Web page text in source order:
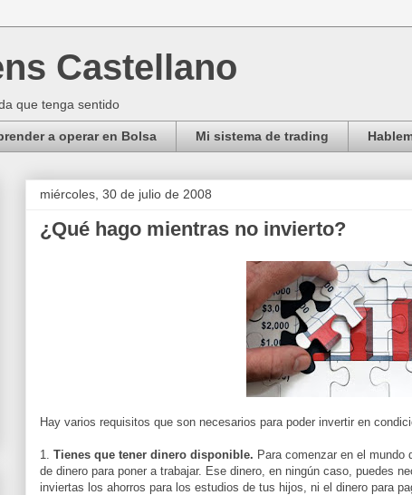
Castellano
que tenga sentido
a operar en Bolsa Mi sistema de trading
miércoles, 30 de julio de 2008
¿Qué hago mientras no invierto?
Hay varios requisitos que son necesarios para poder invertir en
1. Tienes que tener dinero disponible. Para comenzar en el
de dinero para poner a trabajar. Ese dinero, en ningún caso, puedes
inviertas los ahorros para los estudios de tus hijos, ni el dinero para